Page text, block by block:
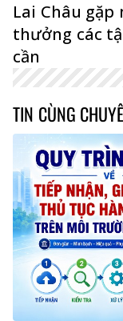
Lai Châu
thưởng các
cần
TIN CÙNG